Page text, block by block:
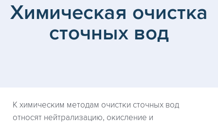
Химическая очистка
сточных вод
К химическим методам очистки сточных вод
относят нейтрализацию, окисление и